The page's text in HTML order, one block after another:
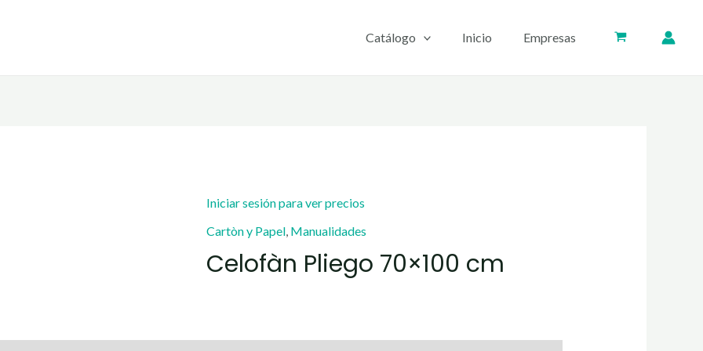
Catálogo Inicio Empresas
Iniciar sesión para ver precios
Cartòn y Papel, Manualidades
Celofàn Pliego 70×100 cm